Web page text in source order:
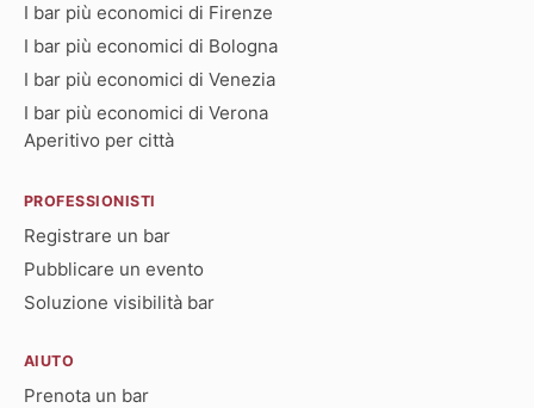
I bar più economici di Firenze
I bar più economici di Bologna
I bar più economici di Venezia
I bar più economici di Verona
Aperitivo per città
PROFESSIONISTI
Registrare un bar
Pubblicare un evento
Soluzione visibilità bar
AIUTO
Prenota un bar